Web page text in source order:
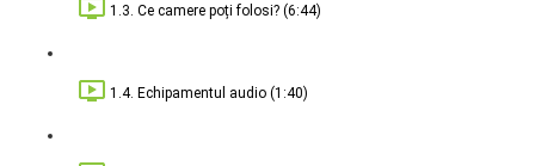
1.3. Ce camere poți folosi? (6:44)
1.4. Echipamentul audio (1:40)